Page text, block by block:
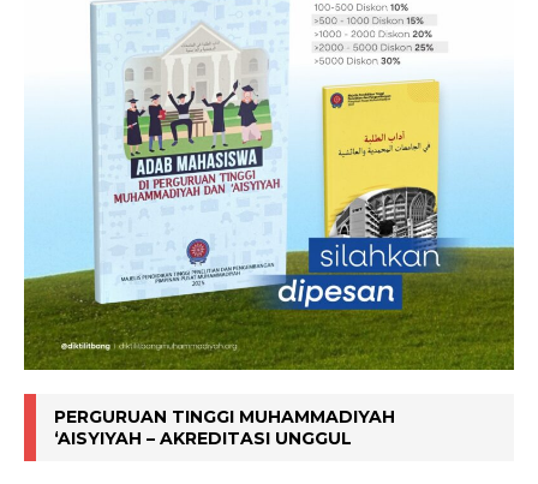
PERGURUAN TINGGI MUHAMMADIYAH
‘AISYIYAH – AKREDITASI UNGGUL